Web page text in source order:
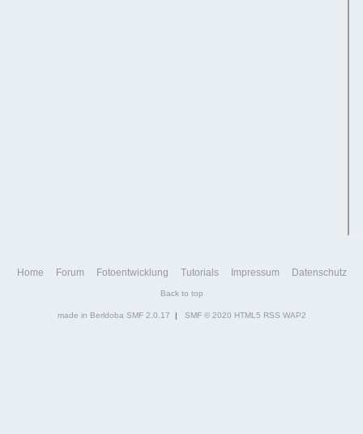
Home Forum Fotoentwicklung Tutorials Impressum Datenschutz
Back to top
made in Berldoba SMF 2.0.17 | SMF © 2020 HTML5 RSS WAP2